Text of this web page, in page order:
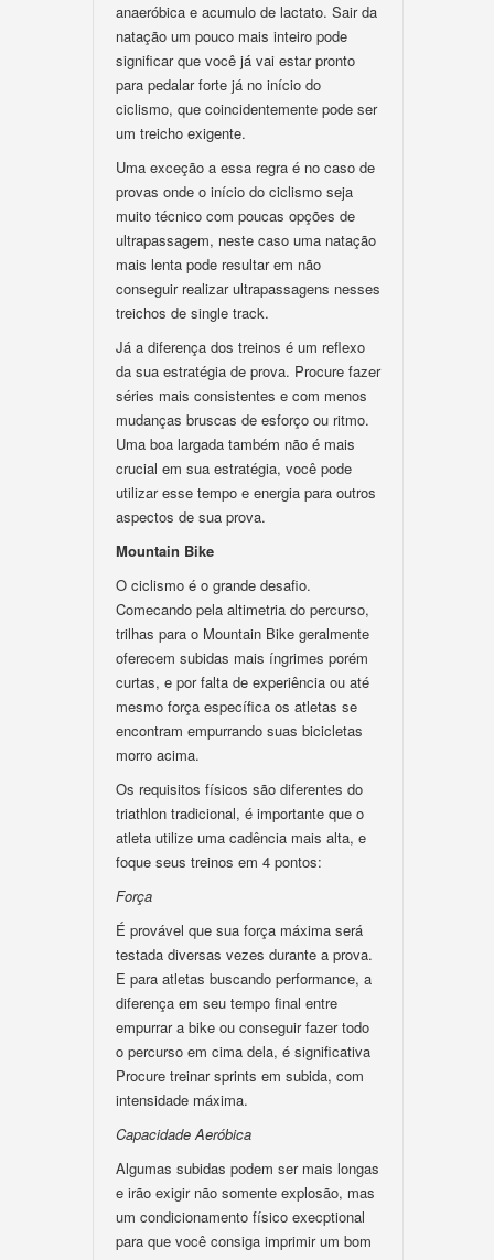
anaeróbica e acumulo de lactato. Sair da
natação um pouco mais inteiro pode
significar que você já vai estar pronto
para pedalar forte já no início do
ciclismo, que coincidentemente pode ser
um treicho exigente.
Uma exceção a essa regra é no caso de
provas onde o início do ciclismo seja
muito técnico com poucas opções de
ultrapassagem, neste caso uma natação
mais lenta pode resultar em não
conseguir realizar ultrapassagens nesses
treichos de single track.
Já a diferença dos treinos é um reflexo
da sua estratégia de prova. Procure fazer
séries mais consistentes e com menos
mudanças bruscas de esforço ou ritmo.
Uma boa largada também não é mais
crucial em sua estratégia, você pode
utilizar esse tempo e energia para outros
aspectos de sua prova.
Mountain Bike
O ciclismo é o grande desafio.
Comecando pela altimetria do percurso,
trilhas para o Mountain Bike geralmente
oferecem subidas mais íngrimes porém
curtas, e por falta de experiência ou até
mesmo força específica os atletas se
encontram empurrando suas bicicletas
morro acima.
Os requisitos físicos são diferentes do
triathlon tradicional, é importante que o
atleta utilize uma cadência mais alta, e
foque seus treinos em 4 pontos:
Força
É provável que sua força máxima será
testada diversas vezes durante a prova.
E para atletas buscando performance, a
diferença em seu tempo final entre
empurrar a bike ou conseguir fazer todo
o percurso em cima dela, é significativa
Procure treinar sprints em subida, com
intensidade máxima.
Capacidade Aeróbica
Algumas subidas podem ser mais longas
e irão exigir não somente explosão, mas
um condicionamento físico execptional
para que você consiga imprimir um bom